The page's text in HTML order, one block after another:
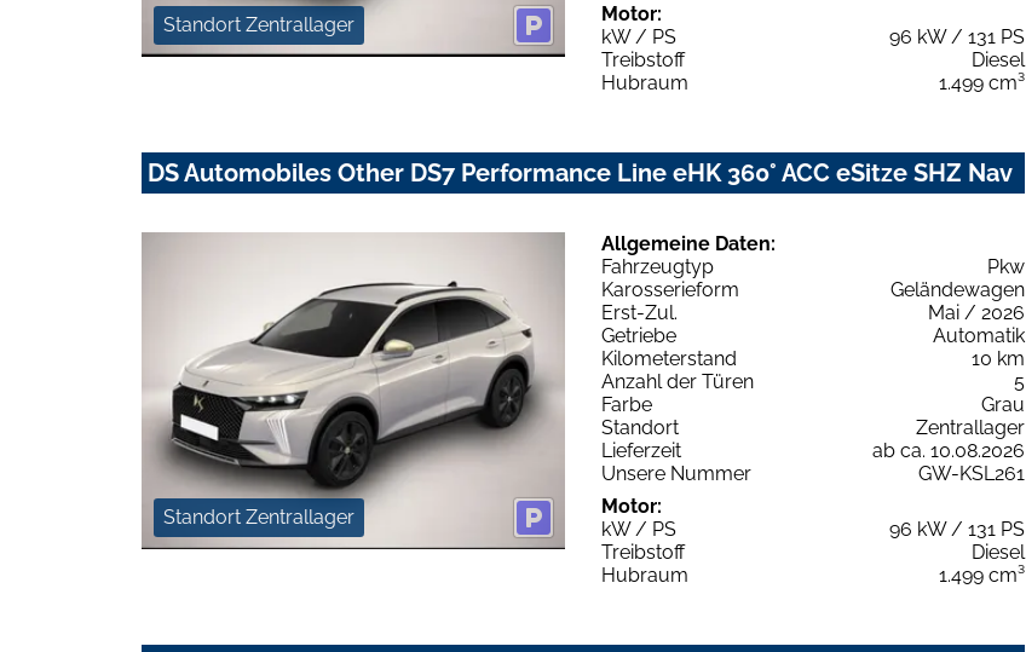
Standort Zentrallager
Motor:
kW / PS
96 kW / 131 PS
Treibstoff
Diesel
Hubraum
1.499 cm³
DS Automobiles Other DS7 Performance Line eHK 360° ACC eSitze SHZ Nav
Standort Zentrallager
Allgemeine Daten:
Fahrzeugtyp
Pkw
Karosserieform
Geländewagen
Erst-Zul.
Mai / 2026
Getriebe
Automatik
Kilometerstand
10 km
Anzahl der Türen
5
Farbe
Grau
Standort
Zentrallager
Lieferzeit
ab ca. 10.08.2026
Unsere Nummer
GW-KSL261
Motor:
kW / PS
96 kW / 131 PS
Treibstoff
Diesel
Hubraum
1.499 cm³